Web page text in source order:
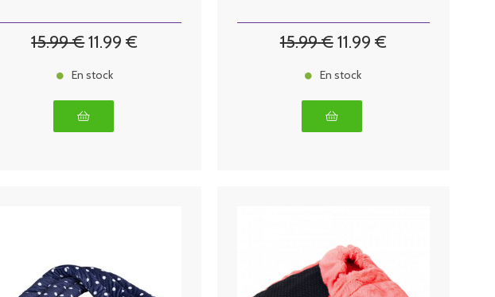
15.99€11.99 €
En stock
15.99€11.99 €
En stock